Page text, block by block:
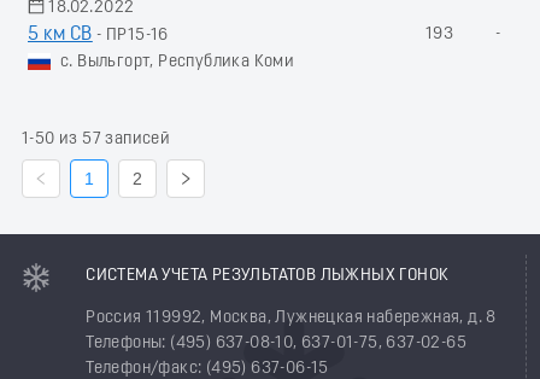
18.02.2022
5 км СВ - ПР15-16
с. Выльгорт, Республика Коми
193 -
1-50 из 57 записей
1 2
СИСТЕМА УЧЕТА РЕЗУЛЬТАТОВ ЛЫЖНЫХ ГОНОК
Россия 119992, Москва, Лужнецкая набережная, д. 8
Телефоны: (495) 637-08-10, 637-01-75, 637-02-65
Телефон/факс: (495) 637-06-15